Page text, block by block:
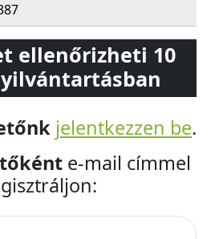
ellenőrizheti 10
jelentkezzen be.
e-mail címmel